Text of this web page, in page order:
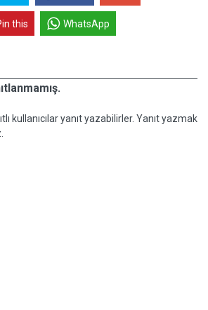
this WhatsApp
kullanıcılar yanıt yazabilirler. Yanıt yazmak